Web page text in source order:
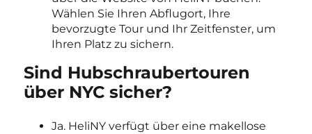
Wählen Sie Ihren Abflugort, Ihre
bevorzugte Tour und Ihr Zeitfenster, um
Ihren Platz zu sichern.
Sind Hubschraubertouren
über NYC sicher?
Ja. HeliNY verfügt über eine makellose